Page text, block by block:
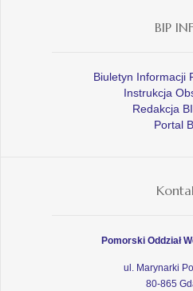
BIP
Biuletyn Informacji
Instrukcja
Redakcja
Portal
Pomorski Oddział
ul. Marynarki
80-865